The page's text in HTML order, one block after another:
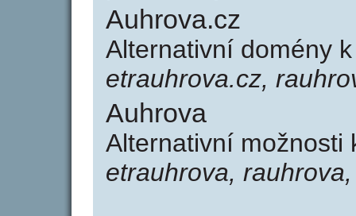
Auhrova.cz
Alternativní domény
etrauhrova.cz,
Auhrova
Alternativní možnosti
etrauhrova,